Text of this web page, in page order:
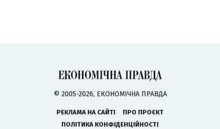
© 2005-2026, ЕКОНОМІЧНА ПРАВДА
РЕКЛАМА НА САЙТІ
ПРО ПРОЄКТ
ПОЛІТИКА КОНФІДЕНЦІЙНОСТІ